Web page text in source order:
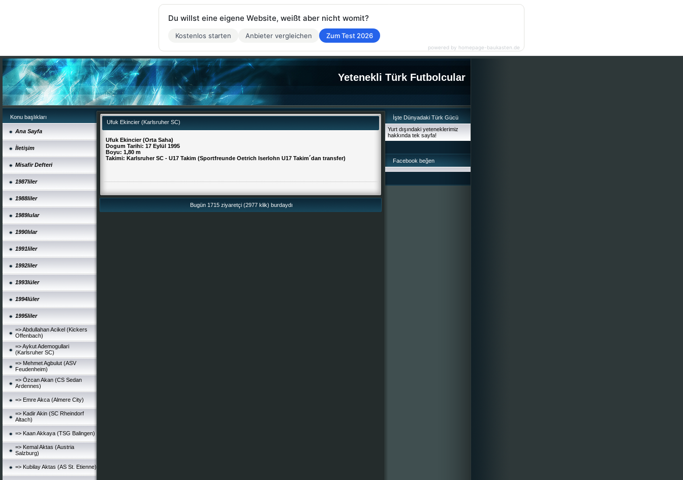
Yetenekli Türk Futbolcular
Konu başlıkları
Ana Sayfa
İletişim
Misafir Defteri
1987liler
1988liler
1989lular
1990lılar
1991liler
1992liler
1993lüler
1994lüler
1995liler
=> Abdullahan Acikel (Kickers
Offenbach)
=> Aykut Ademogullari
(Karlsruher SC)
=> Mehmet Agbulut (ASV
Feudenheim)
=> Özcan Akan (CS Sedan
Ardennes)
=> Emre Akca (Almere City)
=> Kadir Akin (SC Rheindorf
Altach)
=> Kaan Akkaya (TSG Balingen)
=> Kemal Aktas (Austria
Salzburg)
=> Kubilay Aktas (AS St. Etienne)
Ufuk Ekincier (Karlsruher SC)
Ufuk Ekincier (Orta Saha)
Dogum Tarihi: 17 Eylül 1995
Boyu: 1,80 m
Takimi: Karlsruher SC - U17 Takim (Sportfreunde Oetrich Iserlohn U17 Takim´dan transfer)
Bugün 1715 ziyaretçi (2977 klik) burdaydı
İşte Dünyadaki Türk Gücü
Yurt dışındaki yeteneklerimiz
hakkında tek sayfa!
Facebook beğen
Du willst eine eigene Website, weißt aber nicht womit?
Kostenlos starten Anbieter vergleichen Zum Test 2026
powered by homepage-baukasten.de